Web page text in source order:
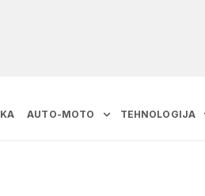
AUTO-MOTO TEHNOLOGIJA